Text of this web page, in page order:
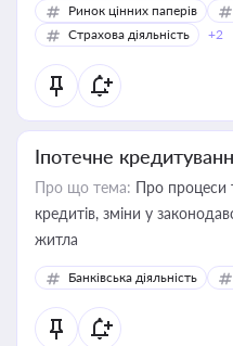
Ринок цінних паперів
Страхова діяльність
+2
Іпотечне
Про що тема: Про процеси
кредитів, зміни у
житла
Банківська діяльність